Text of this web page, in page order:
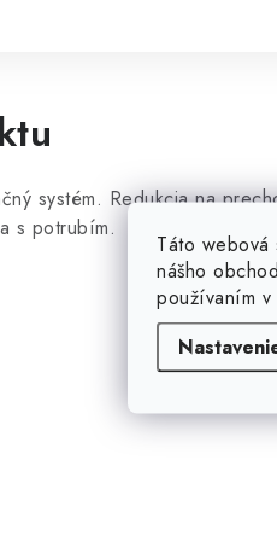
Táto webová
nášho
používaním v
systém. Redukcia na
s potrubím.